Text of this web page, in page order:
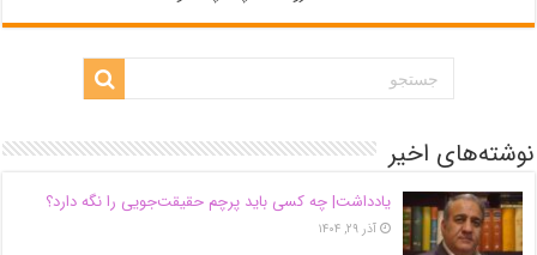
نوشته‌های اخیر
یادداشت| ‌چه کسی باید پرچم حقیقت‌جویی را نگه دارد؟
آذر ۲۹, ۱۴۰۴